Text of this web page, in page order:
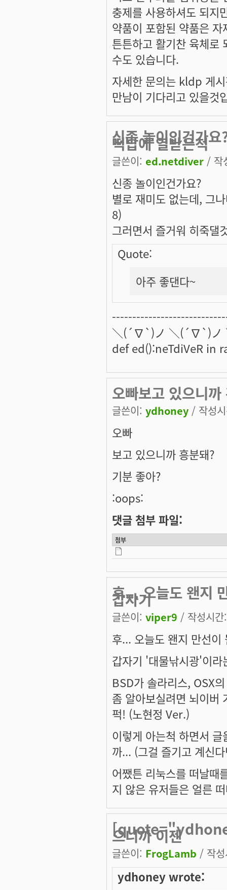
충제를 사용하셔도 되지
약품이 포함된 약품은
튼튼하고 활기찬 육체로
수도 있습니다.
자세한 문의는 kldp 게
만남이 기다리고 있을것
신종 놀이인건가
떡밥에 열받은척
글쓴이: ed.netdiver / 작
신종 놀이인건가요?
별로 재미도 없는데, 그
8)
그러면서 즐거워 히죽댈
Quote:
아주 좋댄다~
＼(´∇`)ノ ＼(´∇`)
def ed():neTdiVeR in
오빠보고 있으니
글쓴이: ydhoney / 작성
오빠
보고 있으니까 흥분돼?
기분 좋아?
:oops:
댓글 첨부 파일:
첨부
후... 오늘도 왠지
갑자기
글쓴이: viper9 / 작성시
후... 오늘도 왠지 만선
갑자기 '대물낚시광'이
BSD가 솔라리스, OSX
좀 알아보실려면 뇌이버
퍽! (노현정 Ver.)
이렇게 아는척 하면서
까... (그걸 즐기고 계신
어쨌튼 리눅스를 떠날때
지 않은 유저들은 얼른
으니까 이젠
글쓴이: FrogLamb / 작
ydhoney wrote: